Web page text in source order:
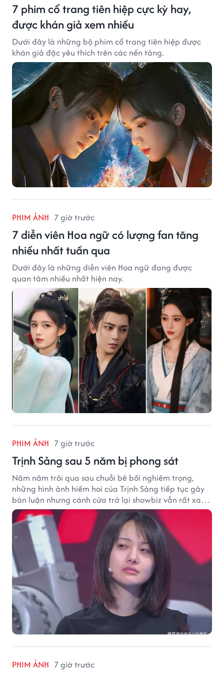
7 phim cổ trang tiên hiệp cực kỳ hay,
được khán giả xem nhiều
Dưới đây là những bộ phim cổ trang tiên hiệp được
khán giả đặc yêu thích trên các nền tảng.
PHIM ẢNH 7 giờ trước
7 diễn viên Hoa ngữ có lượng fan tăng
nhiều nhất tuần qua
Dưới đây là những diễn viên Hoa ngữ đang được
quan tâm nhiều nhất hiện nay.
PHIM ẢNH 7 giờ trước
Trịnh Sảng sau 5 năm bị phong sát
Năm năm trôi qua sau chuỗi bê bối nghiêm trọng,
những hình ảnh hiếm hoi của Trịnh Sảng tiếp tục gây
bàn luận nhưng cánh cửa trở lại showbiz vẫn rất xa
vời.
PHIM ẢNH 7 giờ trước